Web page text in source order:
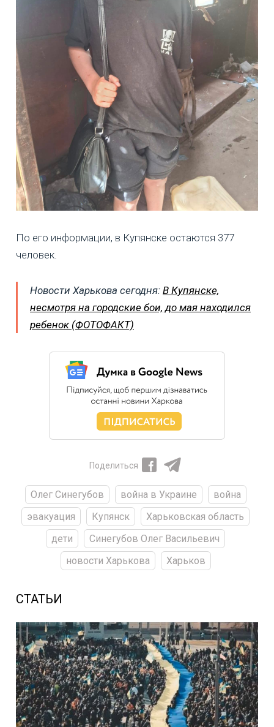
По его информации, в Купянске остаются 377
человек.
Новости Харькова сегодня: В Купянске,
несмотря на городские бои, до мая находился
ребенок (ФОТОФАКТ)
Поделиться
Олег Синегубов война в Украине
война
эвакуация
Купянск
Харьковская область
дети
Синегубов Олег Васильевич
новости Харькова
Харьков
СТАТЬИ